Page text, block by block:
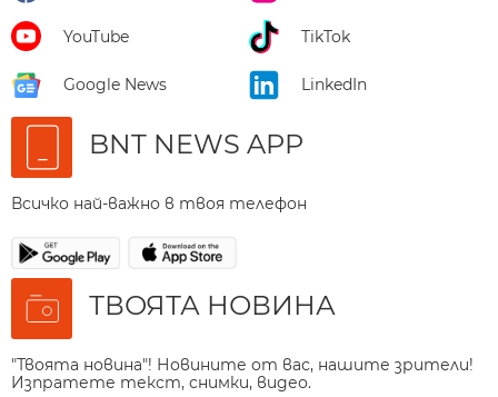
YouTube TikTok
Google News LinkedIn
BNT NEWS APP
Всичко най-важно в твоя телефон
ТВОЯТА НОВИНА
"Твоята новина"! Новините от вас, нашите зрители!
Изпратете текст, снимки, видео.